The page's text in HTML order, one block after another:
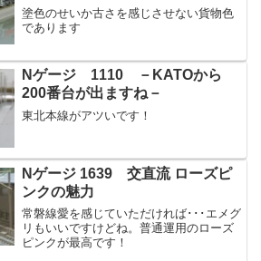
塗色のせいか古さを感じさせない貨物色
であります
Nゲージ 1110 －KATOから
200番台が出ますね－
東北本線がアツいです！
Nゲージ 1639 交直流 ローズピ
ンクの魅力
常磐線愛を感じていただければ･･･エメグ
リもいいですけどね。普通運用のローズ
ピンクが最高です！